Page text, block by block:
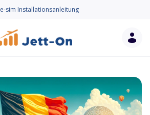
e-sim Installationsanleitung